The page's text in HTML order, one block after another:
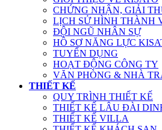
CHỨNG NHẬN, GIẢI
LỊCH SỬ HÌNH THÀNH
ĐỘI NGŨ NHÂN SỰ
HỒ SƠ NĂNG LỰC
TUYỂN DỤNG
HOẠT ĐỘNG CÔNG TY
VĂN PHÒNG & NHÀ
THIẾT KẾ
QUY TRÌNH THIẾT KẾ
THIẾT KẾ LÂU ĐÀI
THIẾT KẾ VILLA